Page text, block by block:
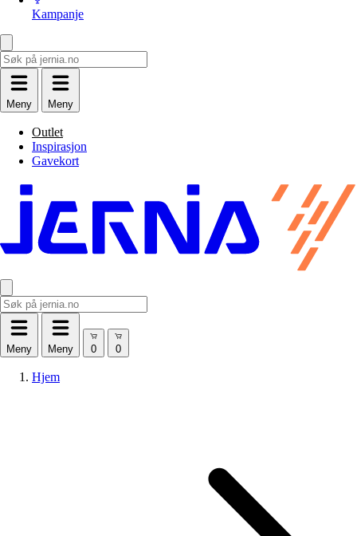
Kampanje
Meny Meny
Outlet
Inspirasjon
Gavekort
Meny Meny
Hjem